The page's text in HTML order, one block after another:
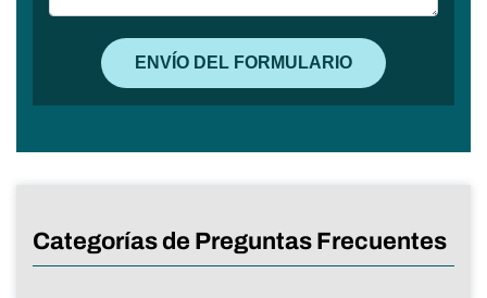
Categorías de Preguntas Frecuentes